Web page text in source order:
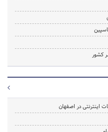
کشور
اینترنتی در اصفهان